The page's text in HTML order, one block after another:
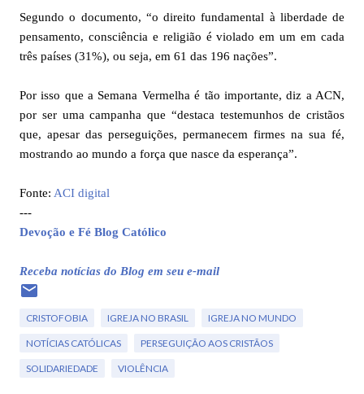
Segundo o documento, “o direito fundamental à liberdade de
pensamento, consciência e religião é violado em um em cada
três países (31%), ou seja, em 61 das 196 nações”.
Por isso que a Semana Vermelha é tão importante, diz a ACN,
por ser uma campanha que “destaca testemunhos de cristãos
que, apesar das perseguições, permanecem firmes na sua fé,
mostrando ao mundo a força que nasce da esperança”.
Fonte: ACI digital
---
Devoção e Fé Blog Católico
Receba notícias do Blog em seu e-mail
CRISTOFOBIA IGREJA NO BRASIL IGREJA NO MUNDO
NOTÍCIAS CATÓLICAS PERSEGUIÇÃO AOS CRISTÃOS
SOLIDARIEDADE VIOLÊNCIA